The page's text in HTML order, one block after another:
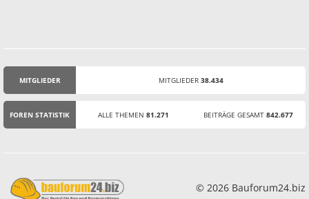
MITGLIEDER MITGLIEDER 38.434
FOREN STATISTIK ALLE THEMEN 81.271 BEITRÄGE GESAMT 842.677
© 2026 Bauforum24.biz